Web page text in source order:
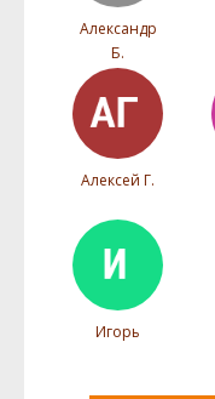
Александр
Б.
Алексей Г.
Игорь